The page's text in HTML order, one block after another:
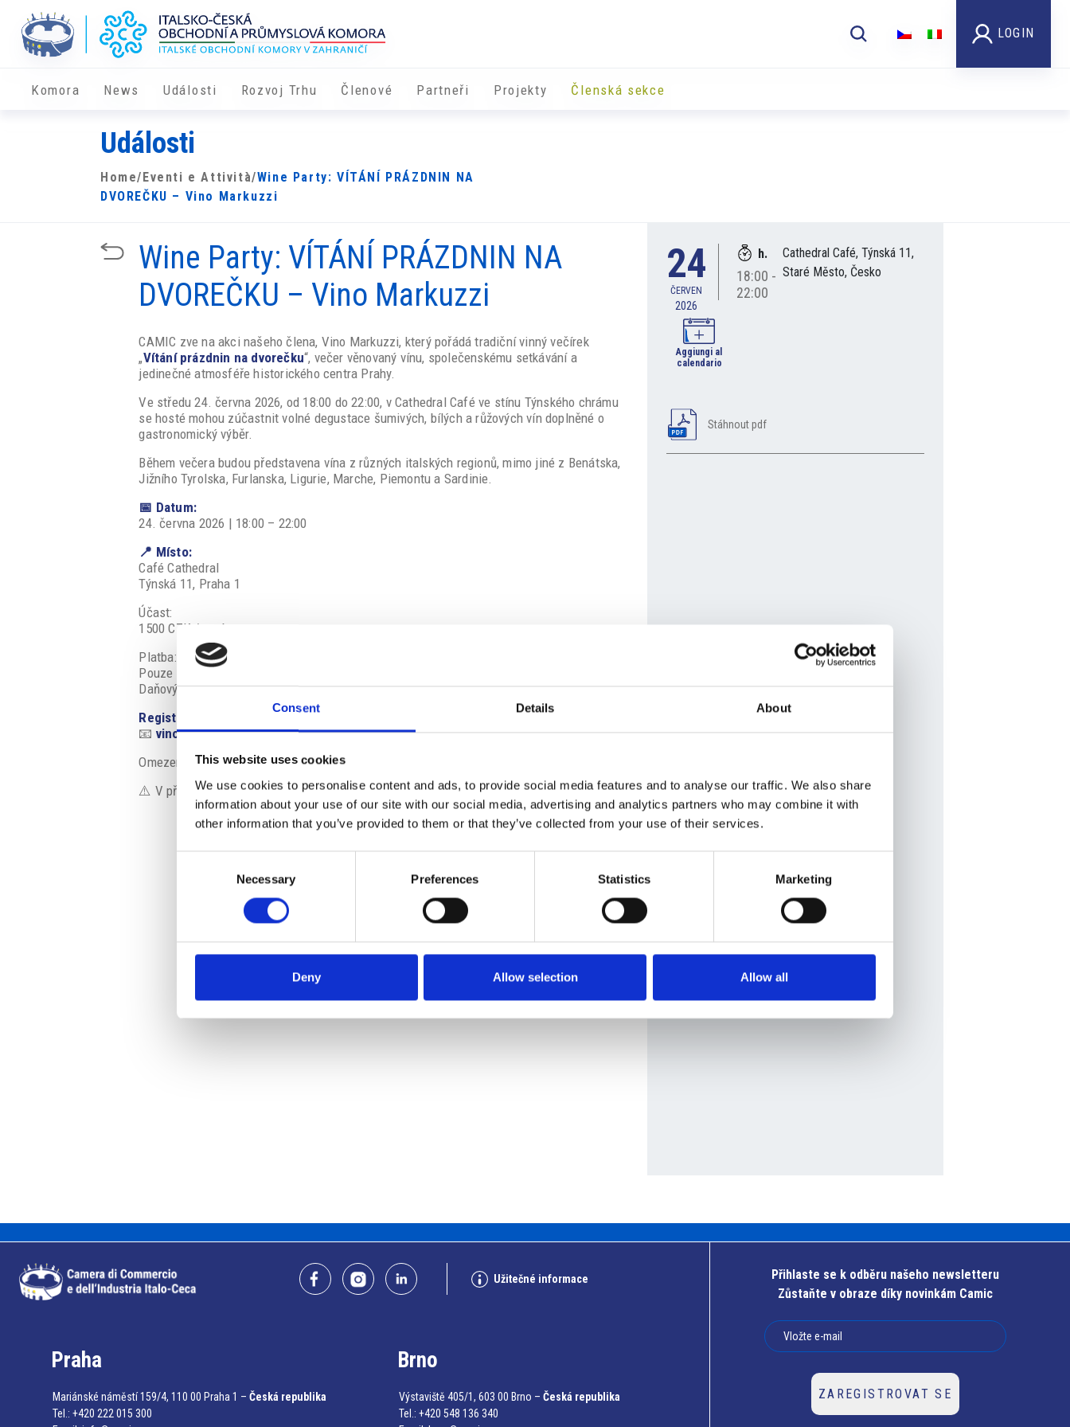
Consent Details About
This website uses cookies
We use cookies to personalise content and ads, to provide social media features and to analyse our traffic. We also share
information about your use of our site with our social media, advertising and analytics partners who may combine it with
other information that you’ve provided to them or that they’ve collected from your use of their services.
Necessary Preferences Statistics Marketing
Deny Allow selection Allow all
LOGIN
Komora News Události Rozvoj Trhu Členové Partneři ​​Projekty Členská sekce
Události
Home/ Eventi e Attività/Wine Party: VÍTÁNÍ PRÁZDNIN NA
DVOREČKU – Vino Markuzzi
Wine Party: VÍTÁNÍ PRÁZDNIN NA
DVOREČKU – Vino Markuzzi
CAMIC zve na akci našeho člena, Vino Markuzzi, který pořádá tradiční vinný večírek
„Vítání prázdnin na dvorečku“, večer věnovaný vínu, společenskému setkávání a
jedinečné atmosféře historického centra Prahy.
Ve středu 24. června 2026, od 18:00 do 22:00, v Cathedral Café ve stínu Týnského chrámu
se hosté mohou zúčastnit volné degustace šumivých, bílých a růžových vín doplněné o
gastronomický výběr.
Během večera budou představena vína z různých italských regionů, mimo jiné z Benátska,
Jižního Tyrolska, Furlanska, Ligurie, Marche, Piemontu a Sardinie.
📅 Datum:
24. června 2026 | 18:00 – 22:00
📍 Místo:
Café Cathedral
Týnská 11, Praha 1
Účast:
1500 CZK / osoba
Platba:
Pouze v hotovosti. Platební terminály nebudou k dispozici.
Daňový doklad bude vystaven na místě.
Registrace:
📧 vino@markuzzi.cz
Omezená kapacita.
⚠️ V případě špatného počasí se akce nebude konat.
24
ČERVEN
2026
h.
18:00 -
22:00
Cathedral Café, Týnská 11,
Staré Město, Česko
Aggiungi al
calendario
Stáhnout pdf
Užitečné informace
Praha
Mariánské náměstí 159/4, 110 00 Praha 1 – Česká republika
Tel.: +420 222 015 300
Brno
Výstaviště 405/1, 603 00 Brno – Česká republika
Tel.: +420 548 136 340
Přihlaste se k odběru našeho newsletteru
Zůstaňte v obraze díky novinkám Camic
ZAREGISTROVAT SE